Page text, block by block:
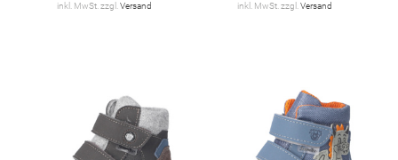
inkl. MwSt. zzgl.Versand inkl. MwSt. zzgl.Versand